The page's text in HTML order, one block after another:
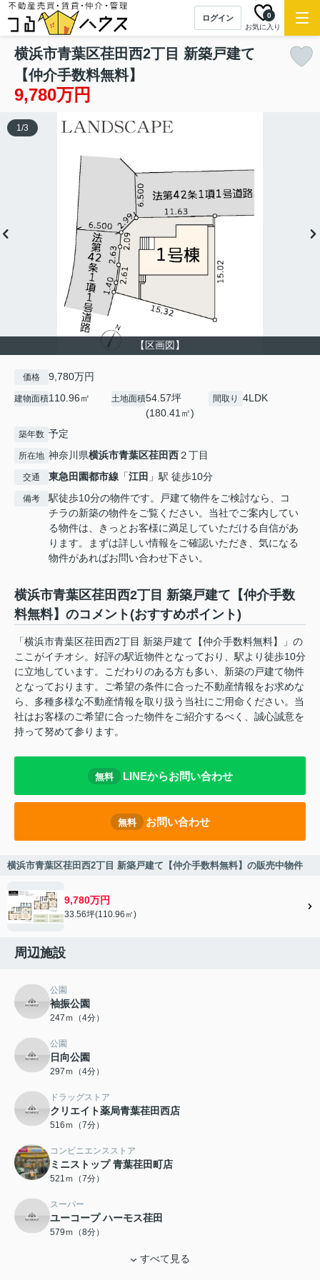
ログイン
お気に入り
0
横浜市青葉区荏田西2丁目 新築戸建て
【仲介手数料無料】
9,780万円
【区画図】
1/3
価格 9,780万円
建物面積110.96㎡ 土地面積54.57坪
(180.41㎡)
間取り 4LDK
築年数 予定
所在地 神奈川県横浜市青葉区荏田西２丁目
交通 東急田園都市線 「江田 」駅 徒歩10分
備考
駅徒歩10分の物件です。戸建て物件をご検討なら、コ
チラの新築の物件をご覧ください。当社でご案内してい
る物件は、きっとお客様に満足していただける自信があ
ります。まずは詳しい情報をご確認いただき、気になる
物件があればお問い合わせ下さい。
横浜市青葉区荏田西2丁目 新築戸建て【仲介手数
料無料】のコメント(おすすめポイント)
「横浜市青葉区荏田西2丁目 新築戸建て【仲介手数料無料】」の
ここがイチオシ。好評の駅近物件となっており、駅より徒歩10分
に立地しています。こだわりのある方も多い、新築の戸建て物件
となっております。ご希望の条件に合った不動産情報をお求めな
ら、多種多様な不動産情報を取り扱う当社にご用命ください。当
社はお客様のご希望に合った物件をご紹介するべく、誠心誠意を
持って努めて参ります。
無料 LINEからお問い合わせ
無料 お問い合わせ
横浜市青葉区荏田西2丁目 新築戸建て【仲介手数料無料】の販売中物件
9,780万円
33.56坪(110.96㎡)
周辺施設
公園
袖振公園
247ｍ（4分）
公園
日向公園
297ｍ（4分）
ドラッグストア
クリエイト薬局青葉荏田西店
516ｍ（7分）
コンビニエンスストア
ミニストップ 青葉荏田町店
521ｍ（7分）
スーパー
ユーコープ ハーモス荏田
579ｍ（8分）
すべて見る